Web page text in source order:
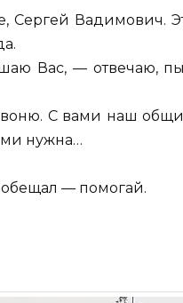
Сергей Вадимович.
Вас, — отвечаю,
С вами наш
нужна…
— помогай.